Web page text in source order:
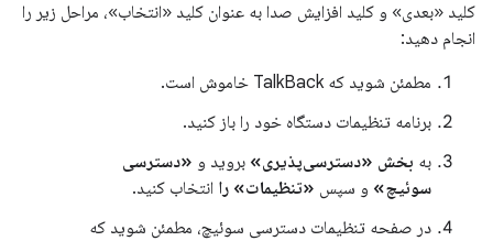
کلید «بعدی» و کلید افزایش صدا به عنوان کلید «انتخاب»، مراحل زیر را
انجام دهید:
مطمئن شوید که TalkBack خاموش است.
برنامه تنظیمات دستگاه خود را باز کنید.
به بخش «دسترسی‌پذیری» بروید و «دسترسی
سوئیچ» و سپس «تنظیمات» را انتخاب کنید.
در صفحه تنظیمات دسترسی سوئیچ، مطمئن شوید که